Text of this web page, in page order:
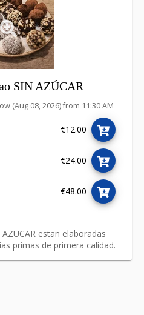
Link
SIN AZÚCAR
(Aug 08, 2026) from 11:30 AM
€12.00
€24.00
€48.00
estan elaboradas
primas de primera calidad.